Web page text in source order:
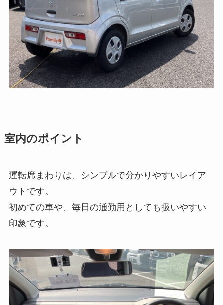
室内のポイント
運転席まわりは、シンプルで分かりやすいレイア
ウトです。
初めての車や、毎日の通勤用としても扱いやすい
印象です。